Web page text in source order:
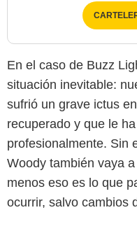
En el caso de Buzz
situación inevitable:
sufrió un grave ictus
recuperado y que le
profesionalmente. Sin
Woody también vaya
menos eso es lo que
ocurrir, salvo cambios